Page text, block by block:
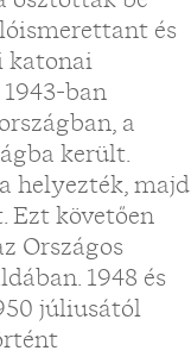
és
katonai
ban
a
került.
helyezték, majd
Ezt követően
Országos
1948 és
júliusától